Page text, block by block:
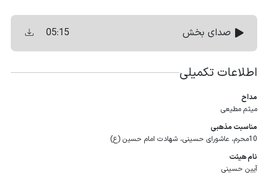
صدای بخش 05:15
اطلاعات تکمیلی
مداح
میثم مطیعی
مناسبت مذهبی
10محرم، عاشورای حسینی، شهادت امام حسین (ع)
نام هیئت
آیین حسینی